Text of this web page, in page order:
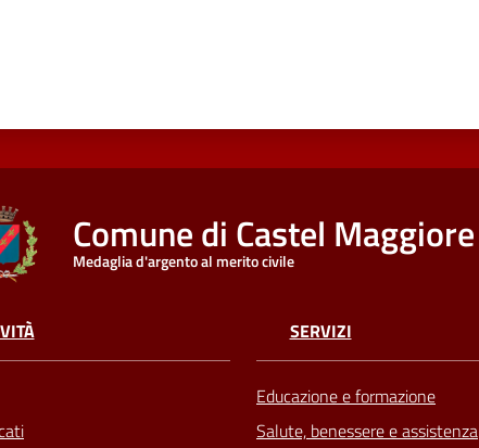
Comune di Castel Maggiore
Medaglia d'argento al merito civile
SERVIZI
Educazione e formazione
Salute, benessere e assistenza